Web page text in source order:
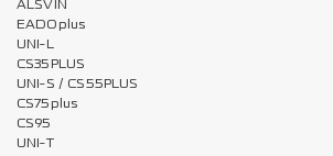
ALSVIN
EADOplus
UNI-L
CS35PLUS
UNI-S / CS55PLUS
CS75plus
CS95
UNI-T